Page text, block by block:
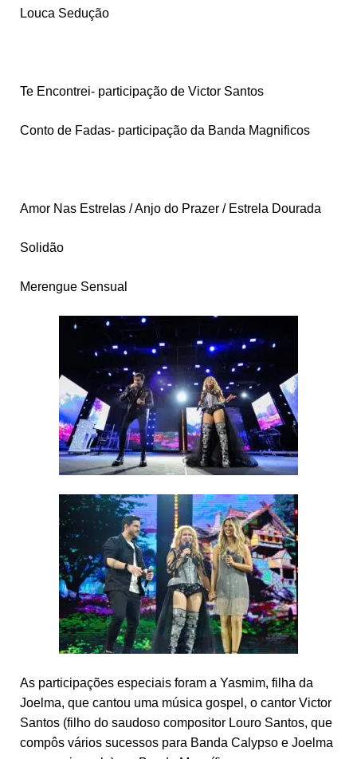
Louca Sedução
Te Encontrei- participação de Victor Santos
Conto de Fadas- participação da Banda Magnificos
Amor Nas Estrelas / Anjo do Prazer / Estrela Dourada
Solidão
Merengue Sensual
As participações especiais foram a Yasmim, filha da
Joelma, que cantou uma música gospel, o cantor Victor
Santos (filho do saudoso compositor Louro Santos, que
compôs vários sucessos para Banda Calypso e Joelma